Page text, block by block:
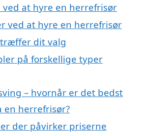
ved at hyre en herrefrisør
ved at hyre en herrefrisør
dit valg
på forskellige typer
– hvornår er det bedst
herrefrisør?
der påvirker priserne